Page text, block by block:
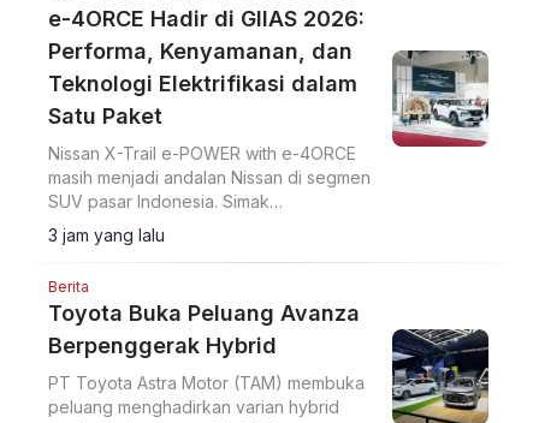
e-4ORCE Hadir di GIIAS 2026:
Performa, Kenyamanan, dan
Teknologi Elektrifikasi dalam
Satu Paket
Nissan X-Trail e-POWER with e-4ORCE
masih menjadi andalan Nissan di segmen
SUV pasar Indonesia. Simak
keunggulannya.
3 jam yang lalu
Berita
Toyota Buka Peluang Avanza
Berpenggerak Hybrid
PT Toyota Astra Motor (TAM) membuka
peluang menghadirkan varian hybrid